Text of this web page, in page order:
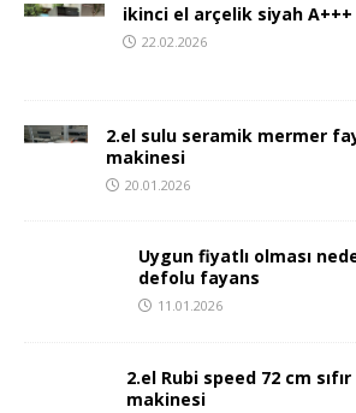
ikinci el arçelik siyah
22.02.2026
2.el sulu seramik mermer
makinesi
20.01.2026
Uygun fiyatlı olması
defolu fayans
11.01.2026
2.el Rubi speed 72 cm
makinesi